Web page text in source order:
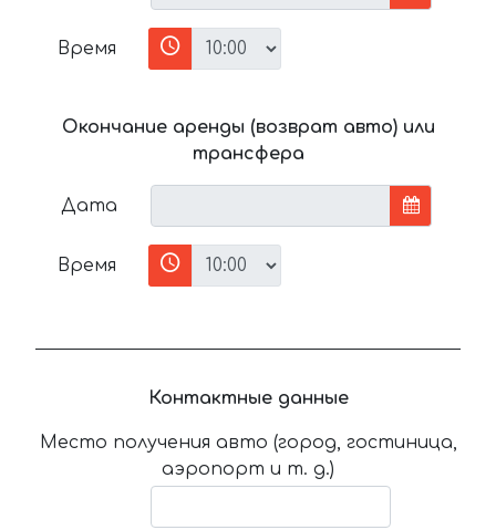
Время
Окончание аренды (возврат авто) или
трансфера
Дата
Время
Контактные данные
Место получения авто (город, гостиница,
аэропорт и т. д.)